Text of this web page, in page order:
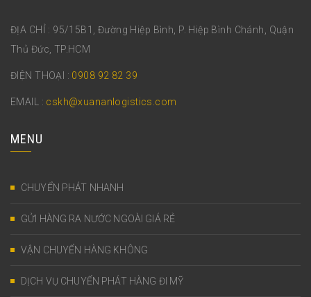
ĐỊA CHỈ : 95/15B1, Đường Hiệp Bình, P. Hiệp Bình Chánh, Quận
Thủ Đức, TP.HCM
ĐIỆN THOẠI : 0908 92 82 39
EMAIL : cskh@xuananlogistics.com
MENU
CHUYỂN PHÁT NHANH
GỬI HÀNG RA NƯỚC NGOÀI GIÁ RẺ
VẬN CHUYỂN HÀNG KHÔNG
DỊCH VỤ CHUYỂN PHÁT HÀNG ĐI MỸ